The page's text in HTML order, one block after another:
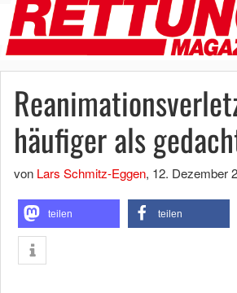
häufiger als
von Lars Schmitz-Eggen, 12. Dezember
teilen teilen